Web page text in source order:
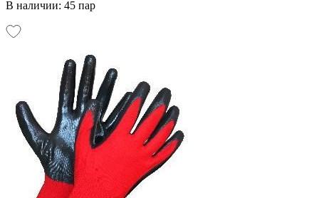
В наличии: 45 пар